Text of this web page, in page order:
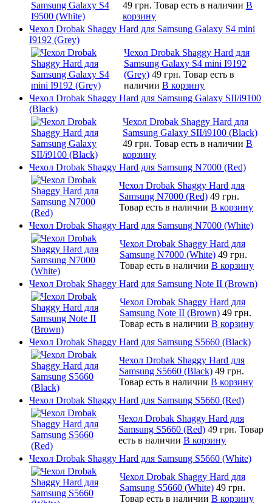
49 грн. Товар есть в наличии В
корзину
Чехол Drobak Shaggy Hard для Samsung Galaxy S4 mini
I9192 (Grey)
Чехол Drobak Shaggy Hard для
Samsung Galaxy S4 mini I9192
(Grey) 49 грн. Товар есть в
наличии В корзину
Чехол Drobak Shaggy Hard для Samsung Galaxy SII/i9100
(Black)
Чехол Drobak Shaggy Hard для
Samsung Galaxy SII/i9100 (Black)
49 грн. Товар есть в наличии В
корзину
Чехол Drobak Shaggy Hard для Samsung N7000 (Red)
Чехол Drobak Shaggy Hard для
Samsung N7000 (Red) 49 грн.
Товар есть в наличии В корзину
Чехол Drobak Shaggy Hard для Samsung N7000 (White)
Чехол Drobak Shaggy Hard для
Samsung N7000 (White) 49 грн.
Товар есть в наличии В корзину
Чехол Drobak Shaggy Hard для Samsung Note II (Brown)
Чехол Drobak Shaggy Hard для
Samsung Note II (Brown) 49 грн.
Товар есть в наличии В корзину
Чехол Drobak Shaggy Hard для Samsung S5660 (Black)
Чехол Drobak Shaggy Hard для
Samsung S5660 (Black) 49 грн.
Товар есть в наличии В корзину
Чехол Drobak Shaggy Hard для Samsung S5660 (Red)
Чехол Drobak Shaggy Hard для
Samsung S5660 (Red) 49 грн. Товар
есть в наличии В корзину
Чехол Drobak Shaggy Hard для Samsung S5660 (White)
Чехол Drobak Shaggy Hard для
Samsung S5660 (White) 49 грн.
Товар есть в наличии В корзину